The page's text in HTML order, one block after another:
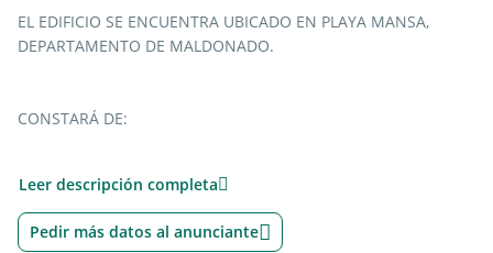
EL EDIFICIO SE ENCUENTRA UBICADO EN PLAYA MANSA,
DEPARTAMENTO DE MALDONADO.
CONSTARÁ DE:
DOBLE CRISTAL AISLANTE TÉRMICO.
- CARPINTERÍA INTERIOR EN MADERA, HERRAJES Y MANETAS
EN ACERO INOXIDABLE.
Leer descripción completa
Pedir más datos al anunciante